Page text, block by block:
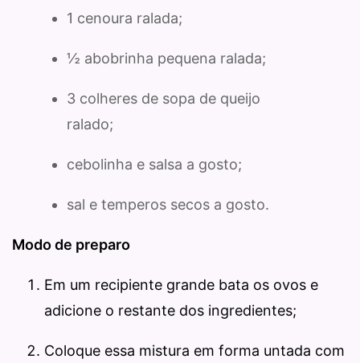
1 cenoura ralada;
½ abobrinha pequena ralada;
3 colheres de sopa de queijo
ralado;
cebolinha e salsa a gosto;
sal e temperos secos a gosto.
Modo de preparo
Em um recipiente grande bata os ovos e
adicione o restante dos ingredientes;
Coloque essa mistura em forma untada com